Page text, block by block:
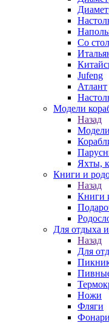
Со
Jufeng
Атлант
Модели
Назад
Яхты,
Книги и
Назад
Книги
Для отдыха
Назад
Для
Ножи
Фляги
Фонари